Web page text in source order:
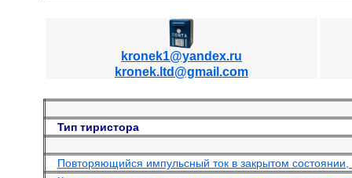
kronek1@yandex.ru
kronek.ltd@gmail.com
Тип тиристора
Повторяющийся импульсный ток в закрытом